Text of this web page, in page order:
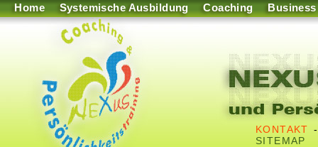
Home Systemische Ausbildung Coaching Business
KONTAKT
SITEMAP